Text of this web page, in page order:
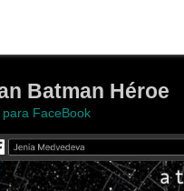
Batman Héroe
FaceBook